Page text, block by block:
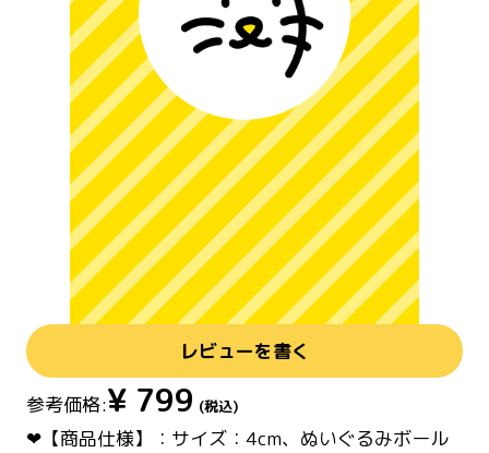
レビューを書く
参考価格:¥ 799 (税込)
❤【商品仕様】：サイズ：4cm、ぬいぐるみボール